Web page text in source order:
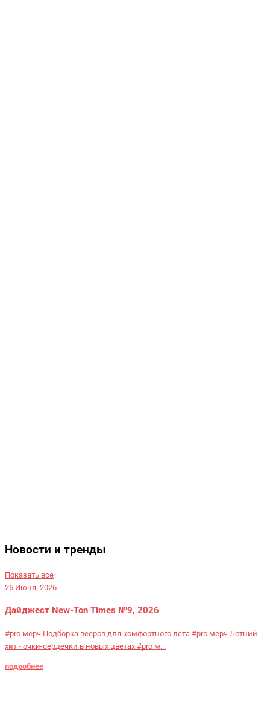
Новости и тренды
Показать все
25 Июня, 2026
Дайджест New-Ton Times №9, 2026
#pro мерч Подборка вееров для комфортного лета #pro мерч Летний
хит - очки-сердечки в новых цветах #pro м...
подробнее